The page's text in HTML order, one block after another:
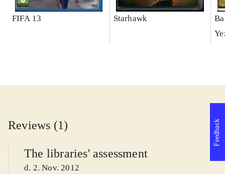
FIFA 13 Starhawk
Reviews (1)
The libraries' assessment
d. 2. Nov. 2012
Feedback